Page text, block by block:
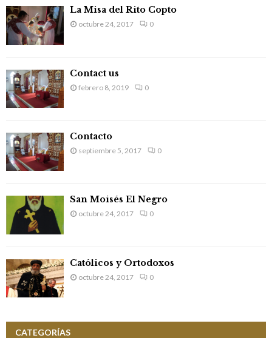
f
o
r
:
La Misa del Rito Copto
octubre 24, 2017 0
Contact us
febrero 8, 2019 0
Contacto
septiembre 5, 2017 0
San Moisés El Negro
octubre 24, 2017 0
Católicos y Ortodoxos
octubre 24, 2017 0
CATEGORÍAS